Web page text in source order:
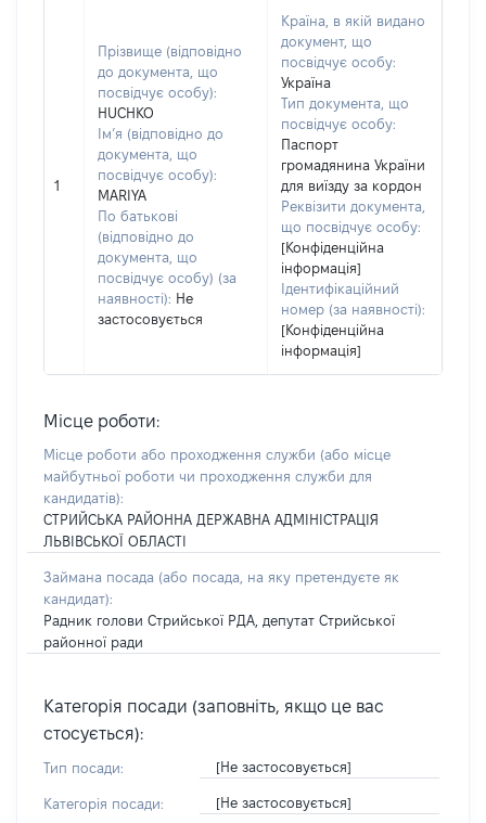
1
Прізвище (відповідно
до документа, що
посвідчує особу):
HUCHKO
Ім’я (відповідно до
документа, що
посвідчує особу):
MARIYA
По батькові
(відповідно до
документа, що
посвідчує особу) (за
наявності): Не
застосовується
Країна, в якій видано
документ, що
посвідчує особу:
Україна
Тип документа, що
посвідчує особу:
Паспорт
громадянина України
для виїзду за кордон
Реквізити документа,
що посвідчує особу:
[Конфіденційна
інформація]
Ідентифікаційний
номер (за наявності):
[Конфіденційна
інформація]
Місце роботи:
Місце роботи або проходження служби (або місце
майбутньої роботи чи проходження служби для
кандидатів):
СТРИЙСЬКА РАЙОННА ДЕРЖАВНА АДМІНІСТРАЦІЯ
ЛЬВІВСЬКОЇ ОБЛАСТІ
Займана посада (або посада, на яку претендуєте як
кандидат):
Радник голови Стрийської РДА, депутат Стрийської
районної ради
Категорія посади (заповніть, якщо це вас
стосується):
Тип посади: [Не застосовується]
Категорія посади: [Не застосовується]